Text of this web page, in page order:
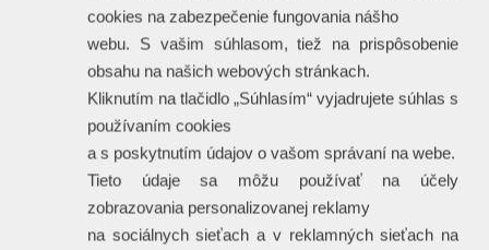
cookies na zabezpečenie fungovania nášho
webu. S vašim súhlasom, tiež na prispôsobenie
obsahu na našich webových stránkach.
Kliknutím na tlačidlo „Súhlasím“ vyjadrujete súhlas s
používaním cookies
a s poskytnutím údajov o vašom správaní na webe.
Tieto údaje sa môžu používať na účely
zobrazovania personalizovanej reklamy
na sociálnych sieťach a v reklamných sieťach na